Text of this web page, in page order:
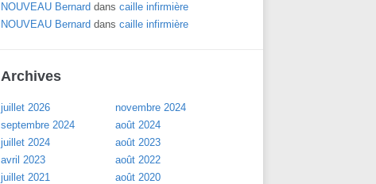
NOUVEAU Bernard dans caille infirmière
NOUVEAU Bernard dans caille infirmière
Archives
juillet 2026
novembre 2024
septembre 2024
août 2024
juillet 2024
août 2023
avril 2023
août 2022
juillet 2021
août 2020